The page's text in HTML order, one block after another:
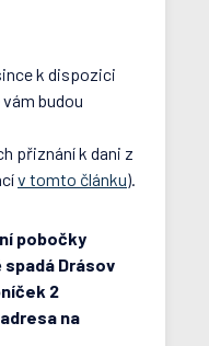
k dispozici
vám budou
přiznání k dani z
v tomto článku).
pobočky
spadá Drásov
2
na